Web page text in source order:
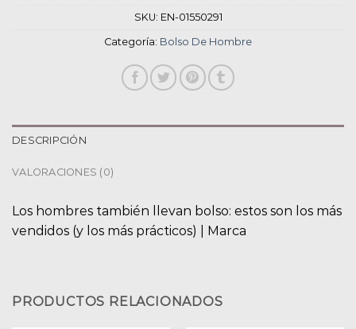
SKU: EN-01550291
Categoría: Bolso De Hombre
DESCRIPCIÓN
VALORACIONES (0)
Los hombres también llevan bolso: estos son los más
vendidos (y los más prácticos) | Marca
PRODUCTOS RELACIONADOS